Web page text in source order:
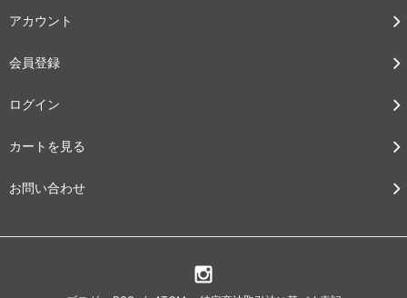
アカウント
会員登録
ログイン
カートを見る
お問い合わせ